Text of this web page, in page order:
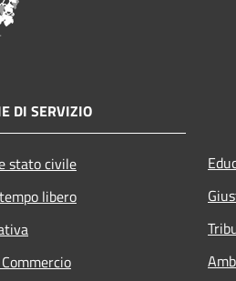
DI SERVIZIO
stato civile
libero